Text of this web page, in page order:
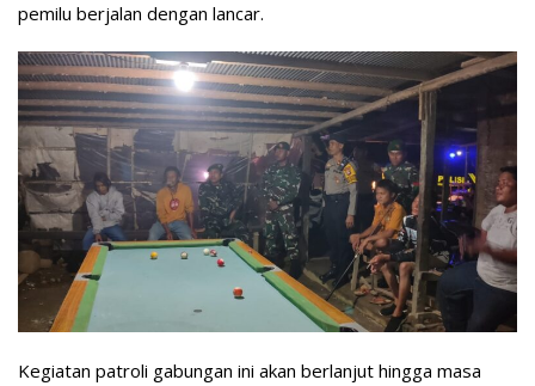
pemilu berjalan dengan lancar.
Kegiatan patroli gabungan ini akan berlanjut hingga masa